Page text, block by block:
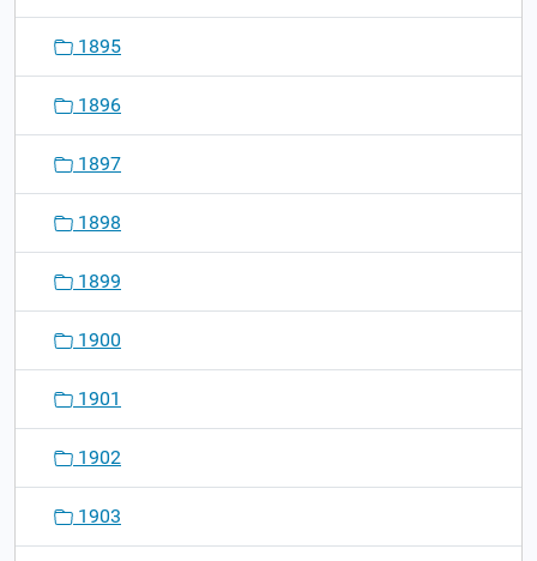
1895
1896
1897
1898
1899
1900
1901
1902
1903